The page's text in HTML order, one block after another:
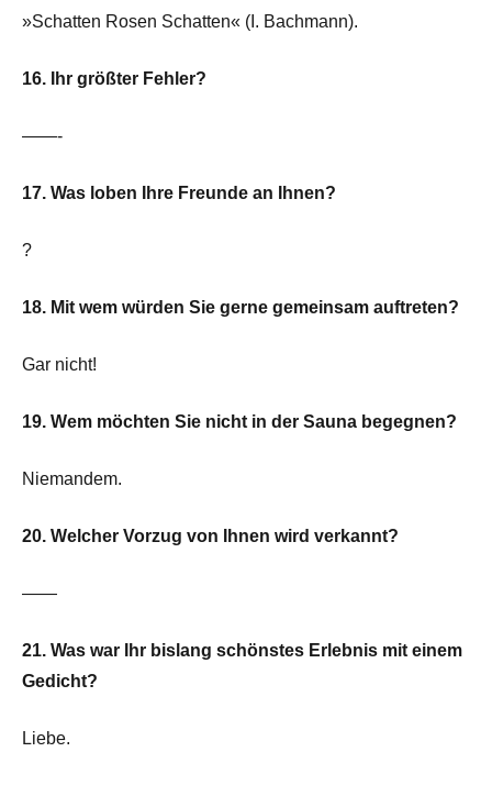
»Schatten Rosen Schatten« (I. Bachmann).
16. Ihr größter Fehler?
——-
17. Was loben Ihre Freunde an Ihnen?
?
18. Mit wem würden Sie gerne gemeinsam auftreten?
Gar nicht!
19. Wem möchten Sie nicht in der Sauna begegnen?
Niemandem.
20. Welcher Vorzug von Ihnen wird verkannt?
——
21. Was war Ihr bislang schönstes Erlebnis mit einem
Gedicht?
Liebe.